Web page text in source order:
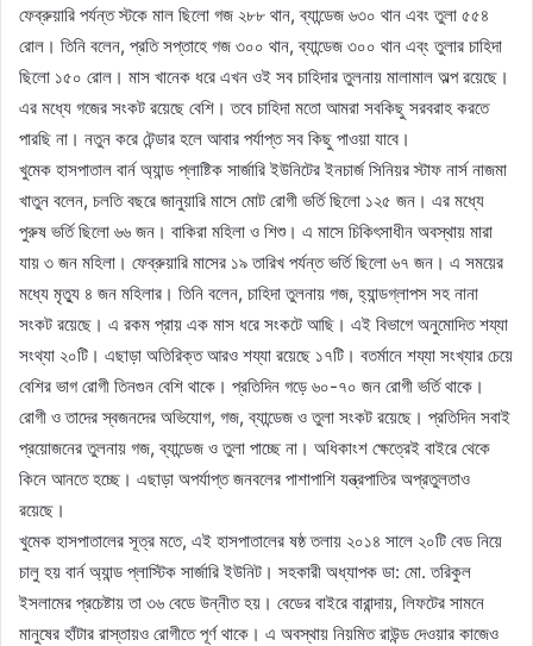
ফেব্রুয়ারি পর্যন্ত স্টকে মাল ছিলো গজ ২৮৮ থান, ব্যান্ডেজ ৬৩০ থান এবং তুলা ৫৫৪
রোল। তিনি বলেন, প্রতি সপ্তাহে গজ ৩০০ থান, ব্যান্ডেজ ৩০০ থান এব্ং তুলার চাহিদা
ছিলো ১৫০ রোল। মাস খানেক ধরে এখন ওই সব চাহিদার তুলনায় মালামাল অল্প রয়েছে।
এর মধ্যে গজের সংকট রয়েছে বেশি। তবে চাহিদা মতো আমরা সবকিছু সরবরাহ করতে
পারছি না। নতুন করে টেন্ডার হলে আবার পর্যাপ্ত সব কিছু পাওয়া যাবে।
খুমেক হাসপাতাল বার্ন অ্যান্ড প্লাষ্টিক সার্জারি ইউনিটের ইনচার্জ সিনিয়র স্টাফ নার্স নাজমা
খাতুন বলেন, চলতি বছরে জানুয়ারি মাসে মোট রোগী ভর্তি ছিলো ১২৫ জন। এর মধ্যে
পুরুষ ভর্তি ছিলো ৬৬ জন। বাকিরা মহিলা ও শিশু। এ মাসে চিকিৎসাধীন অবস্থায় মারা
যায় ৩ জন মহিলা। ফেব্রুয়ারি মাসের ১৯ তারিখ পর্যন্ত ভর্তি ছিলো ৬৭ জন। এ সময়ের
মধ্যে মৃত্যু ৪ জন মহিলার। তিনি বলেন, চাহিদা তুলনায় গজ, হ্যান্ডগ্লাপস সহ নানা
সংকট রয়েছে। এ রকম প্রায় এক মাস ধরে সংকটে আছি। এই বিভাগে অনুমোদিত শয্যা
সংথ্যা ২০টি। এছাড়া অতিরিক্ত আরও শয্যা রয়েছে ১৭টি। বতর্মানে শয্যা সংখ্যার চেয়ে
বেশির ভাগ রোগী তিনগুন বেশি থাকে। প্রতিদিন গড়ে ৬০-৭০ জন রোগী ভর্তি থাকে।
রোগী ও তাদের স্বজনদের অভিযোগ, গজ, ব্যান্ডেজ ও তুলা সংকট রয়েছে। প্রতিদিন সবাই
প্রয়োজনের তুলনায় গজ, ব্যান্ডেজ ও তুলা পাচ্ছে না। অধিকাংশ ক্ষেত্রেই বাইরে থেকে
কিনে আনতে হচ্ছে। এছাড়া অপর্যাপ্ত জনবলের পাশাপাশি যন্ত্রপাতির অপ্রতুলতাও
রয়েছে।
খুমেক হাসপাতালের সূত্র মতে, এই হাসপাতালের ষষ্ঠ তলায় ২০১৪ সালে ২০টি বেড নিয়ে
চালু হয় বার্ন অ্যান্ড প্লাস্টিক সার্জারি ইউনিট। সহকারী অধ্যাপক ডা: মো. তরিকুল
ইসলামের প্রচেষ্টায় তা ৩৬ বেডে উন্নীত হয়। বেডের বাইরে বারান্দায়, লিফটের সামনে
মানুষের হাঁটার রাস্তায়ও রোগীতে পূর্ণ থাকে। এ অবস্থায় নিয়মিত রাউন্ড দেওয়ার কাজেও